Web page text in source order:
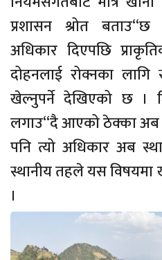
प्रशासन श्रोत
अधिकार दिएपछि
दोहनलाई रोक्नका
खेल्नुपर्ने देखिएको छ ।
लगाउ“दै आएको ठेक्का
पनि त्यो अधिकार अब
स्थानीय तहले यस विषयमा
।